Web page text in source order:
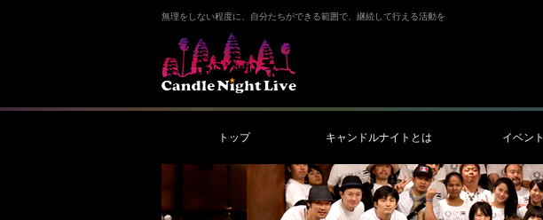
無理をしない程度に、自分たちができる範囲で、継続して行える活動を
トップ キャンドルナイトとは イベント